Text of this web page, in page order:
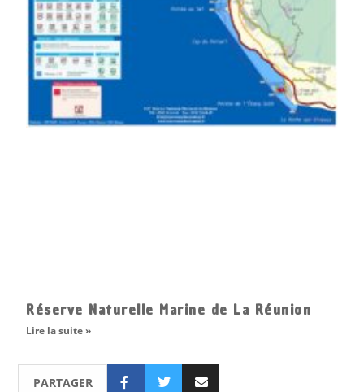
Réserve Naturelle Marine de La Réunion
Lire la suite »
PARTAGER